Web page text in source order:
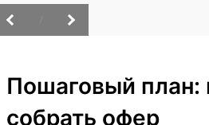
Пошаговый план:
собрать офер